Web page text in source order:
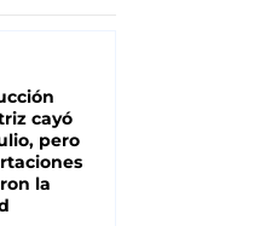
cayó
pero
la